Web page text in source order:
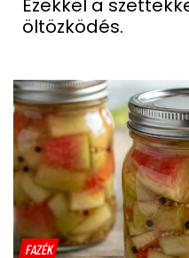
Ezekkel a
öltözködés.
FAZÉK